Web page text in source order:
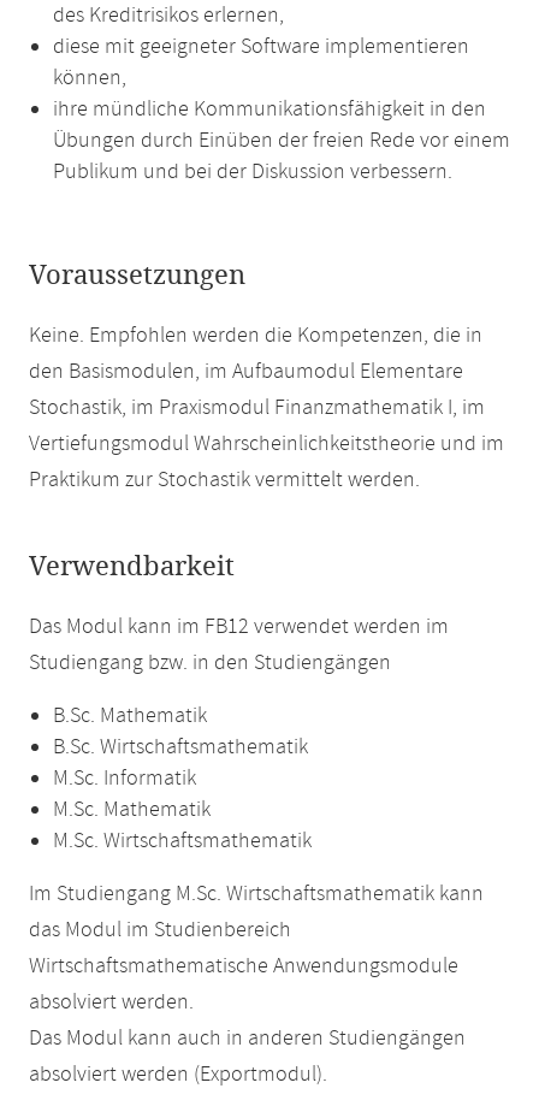
des Kreditrisikos erlernen,
diese mit geeigneter Software implementieren
können,
ihre mündliche Kommunikationsfähigkeit in den
Übungen durch Einüben der freien Rede vor einem
Publikum und bei der Diskussion verbessern.
Voraussetzungen
Keine. Empfohlen werden die Kompetenzen, die in
den Basismodulen, im Aufbaumodul Elementare
Stochastik, im Praxismodul Finanzmathematik I, im
Vertiefungsmodul Wahrscheinlichkeitstheorie und im
Praktikum zur Stochastik vermittelt werden.
Verwendbarkeit
Das Modul kann im FB12 verwendet werden im
Studiengang bzw. in den Studiengängen
B.Sc. Mathematik
B.Sc. Wirtschaftsmathematik
M.Sc. Informatik
M.Sc. Mathematik
M.Sc. Wirtschaftsmathematik
Im Studiengang M.Sc. Wirtschaftsmathematik kann
das Modul im Studienbereich
Wirtschaftsmathematische Anwendungsmodule
absolviert werden.
Das Modul kann auch in anderen Studiengängen
absolviert werden (Exportmodul).